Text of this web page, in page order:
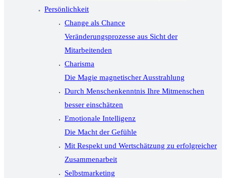
Persönlichkeit
Change als Chance
Veränderungsprozesse aus Sicht der
Mitarbeitenden
Charisma
Die Magie magnetischer Ausstrahlung
Durch Menschenkenntnis Ihre Mitmenschen
besser einschätzen
Emotionale Intelligenz
Die Macht der Gefühle
Mit Respekt und Wertschätzung zu erfolgreicher
Zusammenarbeit
Selbstmarketing